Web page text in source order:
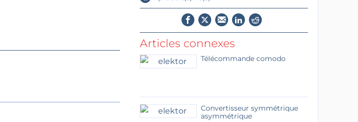
Articles connexes
Télécommande comodo
Convertisseur symmétrique
asymmétrique